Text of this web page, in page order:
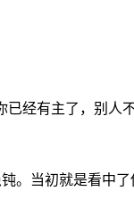
经有主了，别人
。当初就是看中